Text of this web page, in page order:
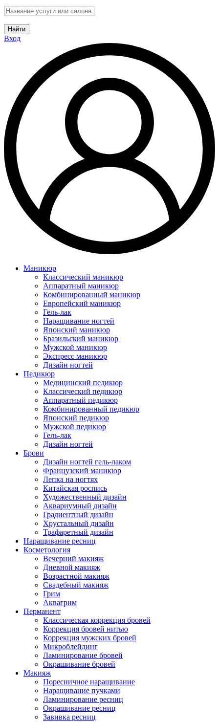
Найти
Вход
Маникюр
Классический маникюр
Аппаратный маникюр
Комбинированный маникюр
Европейский маникюр
Гель-лак
Наращивание ногтей
Японский маникюр
Бразильский маникюр
Мужской маникюр
Экспресс маникюр
Дизайн ногтей
Педикюр
Медицинский педикюр
Классический педикюр
Аппаратный педикюр
Комбинированный педикюр
Японский педикюр
Мужской педикюр
Гель-лак
Дизайн ногтей
Брови
Дизайн ногтей гель-лаком
Французский маникюр
Лепка на ногтях
Китайская роспись
Художественный дизайн
Аквариумный дизайн
Градиентный дизайн
Хрустальный дизайн
Трафаретный дизайн
Наращивание ресниц
Косметология
Вечерний макияж
Дневной макияж
Возрастной макияж
Свадебный макияж
Грим
Аквагрим
Перманент
Классическая коррекция бровей
Коррекция бровей нитью
Коррекция мужских бровей
Микроблейдинг
Ламинирование бровей
Окрашивание бровей
Макияж
Поресничное наращивание
Наращивание пучками
Ламинирование ресниц
Окрашивание ресниц
Завивка ресниц